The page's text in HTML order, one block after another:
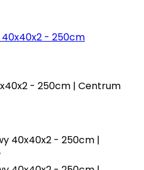
- 250cm